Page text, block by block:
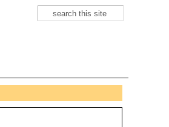
Suchformular
Suche